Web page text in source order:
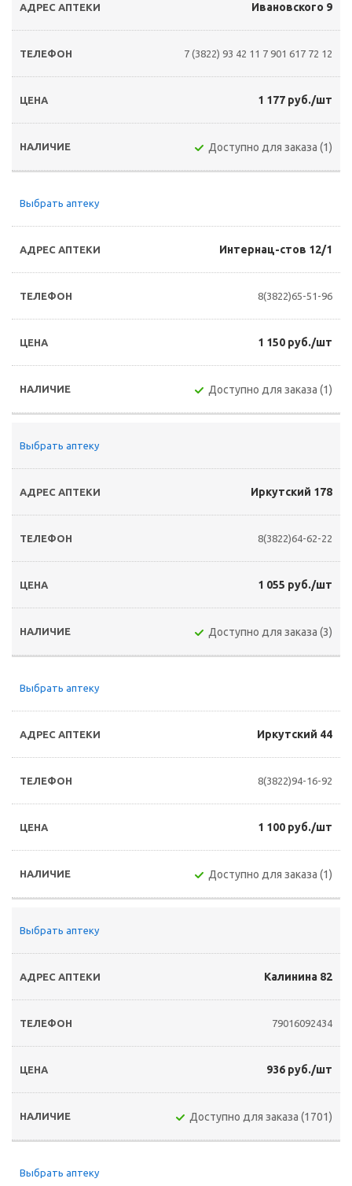
Ивановского 9
7 (3822) 93 42 11 7 901 617 72 12
1 177 руб./шт
Доступно для заказа (1)
Выбрать аптеку
Интернац-стов 12/1
8(3822)65-51-96
1 150 руб./шт
Доступно для заказа (1)
Выбрать аптеку
Иркутский 178
8(3822)64-62-22
1 055 руб./шт
Доступно для заказа (3)
Выбрать аптеку
Иркутский 44
8(3822)94-16-92
1 100 руб./шт
Доступно для заказа (1)
Выбрать аптеку
Калинина 82
79016092434
936 руб./шт
Доступно для заказа (1701)
Выбрать аптеку